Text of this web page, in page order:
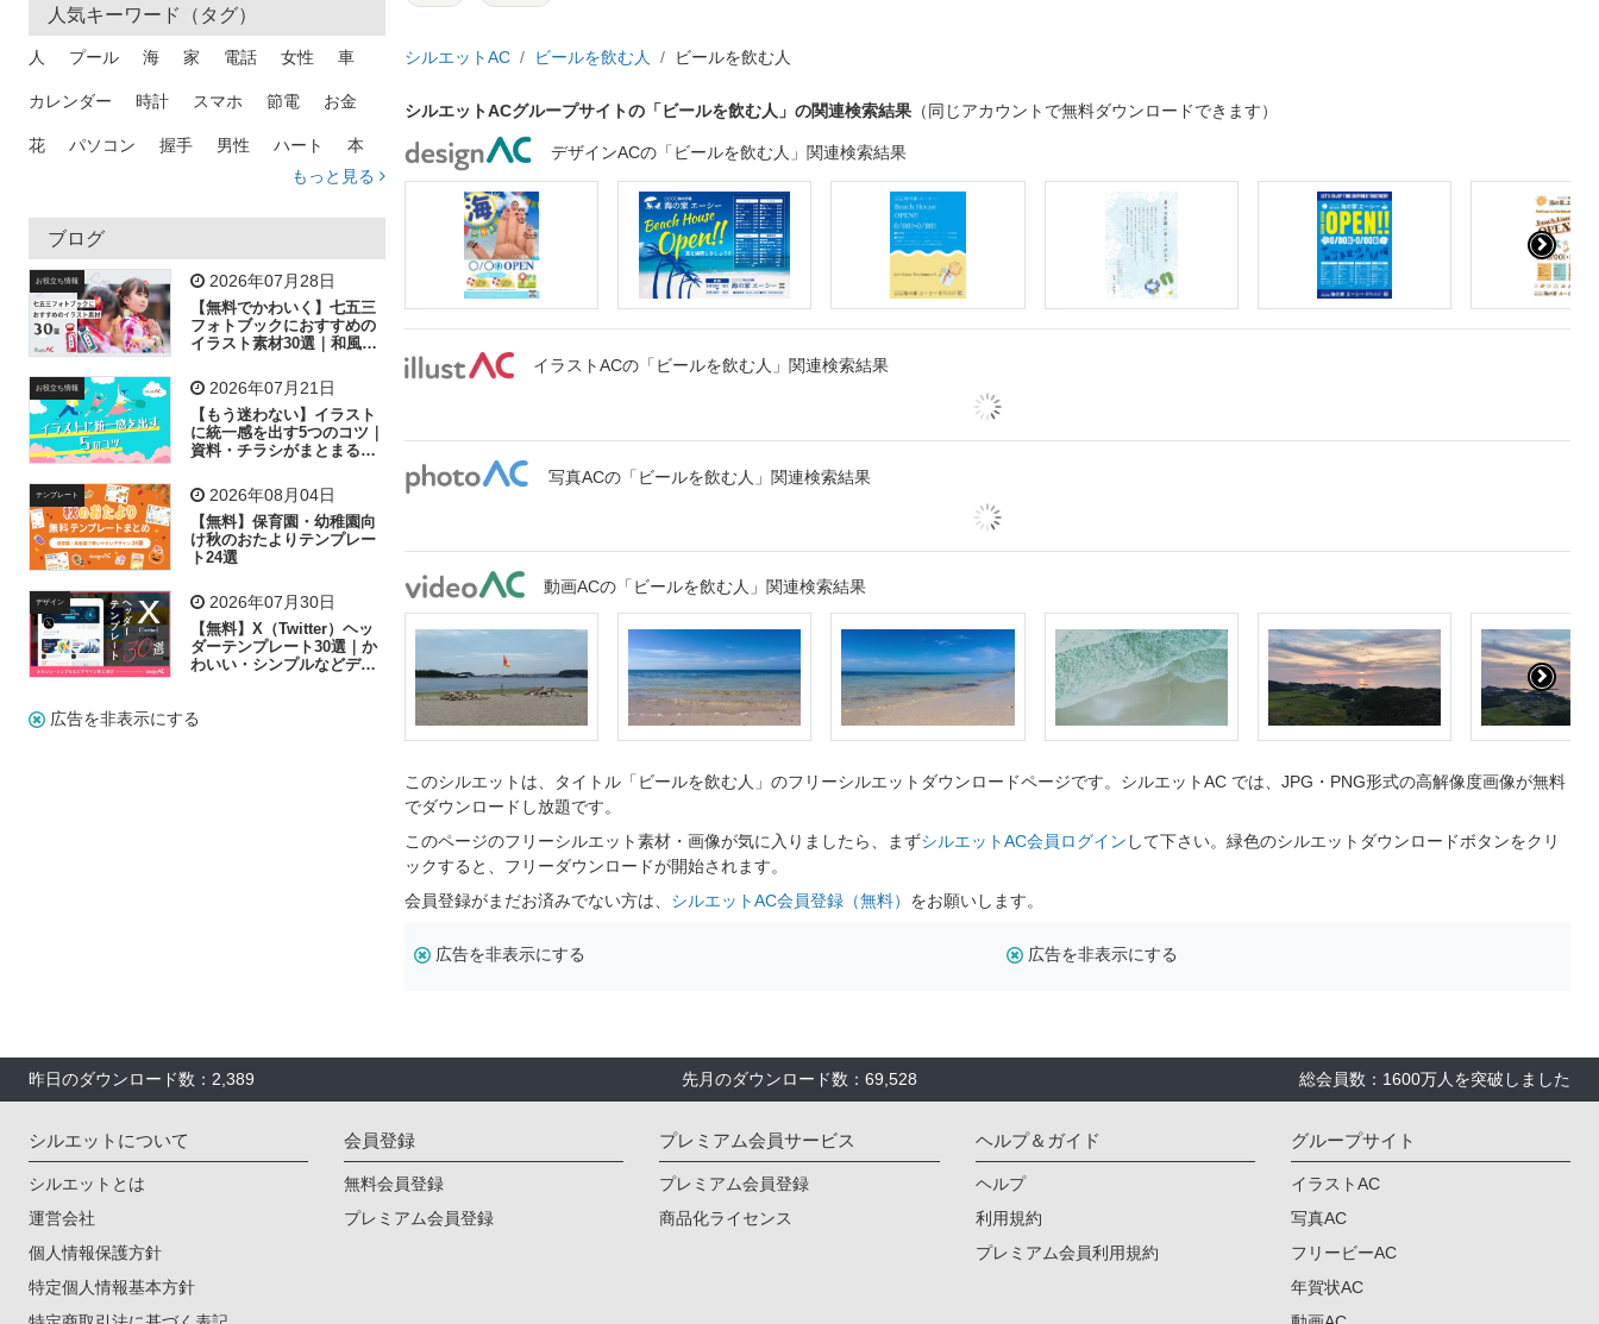
人気キーワード（タグ）
人 プール 海 家 電話 女性 車
カレンダー 時計 スマホ 節電 お金
花 パソコン 握手 男性 ハート 本
トラック 木
吹き出し
飛行機 グラフ ビル 魚 家族 書類
歩く 工場 会社 太陽 キラキラ
子供 作業員 相談 ピクトグラム
もっと見る
ブログ
お役立ち情報 2026年07月28日
【無料でかわいく】七五三
フォトブックにおすすめの
イラスト素材30選｜和風の
お役立ち情報 2026年07月21日
【もう迷わない】イラスト
に統一感を出す5つのコツ｜
資料・チラシがまとまるフ
テンプレート 2026年08月04日
【無料】保育園・幼稚園向
け秋のおたよりテンプレー
ト24選
デザイン 2026年07月30日
【無料】X（Twitter）ヘッ
ダーテンプレート30選｜か
わいい・シンプルなどデザ
広告を非表示にする
シルエットAC ビールを飲む人 ビールを飲む人
シルエットACグループサイトの「ビールを飲む人」の関連検索結果 （同じアカウントで無料ダウンロードできます）
デザインACの「ビールを飲む人」関連検索結果
イラストACの「ビールを飲む人」関連検索結果
写真ACの「ビールを飲む人」関連検索結果
動画ACの「ビールを飲む人」関連検索結果
このシルエットは、タイトル「ビールを飲む人」のフリーシルエットダウンロードページです。シルエットAC では、JPG・PNG形式の高解像度画像が無料
でダウンロードし放題です。
このページのフリーシルエット素材・画像が気に入りましたら、まずシルエットAC会員ログイン して下さい。緑色のシルエットダウンロードボタンをクリ
ックすると、フリーダウンロードが開始されます。
会員登録がまだお済みでない方は、 シルエットAC会員登録（無料） をお願いします。
広告を非表示にする 広告を非表示にする
昨日のダウンロード数：2,389 先月のダウンロード数：69,528 総会員数：1600万人を突破しました
シルエットについて
シルエットとは
運営会社
個人情報保護方針
特定個人情報基本方針
会員登録
無料会員登録
プレミアム会員登録
プレミアム会員サービス
プレミアム会員登録
商品化ライセンス
ヘルプ＆ガイド
ヘルプ
利用規約
プレミアム会員利用規約
グループサイト
イラストAC
写真AC
フリービーAC
年賀状AC